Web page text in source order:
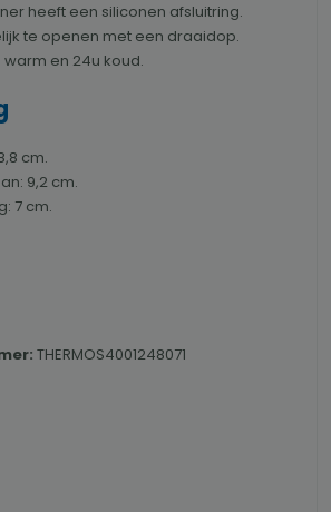
heeft een siliconen afsluitring.
te openen met een draaidop.
warm en 24u koud.
cm.
9,2 cm.
7 cm.
THERMOS4001248071